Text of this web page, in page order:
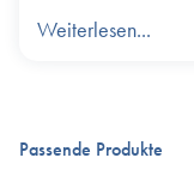
Weiterlesen...
Passende Produkte